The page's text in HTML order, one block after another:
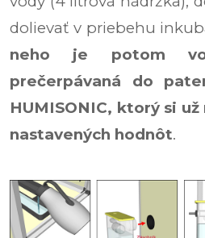
dolievať v priebehu
neho je potom
prečerpávaná do
HUMISONIC, ktorý si
nastavených hodnôt.